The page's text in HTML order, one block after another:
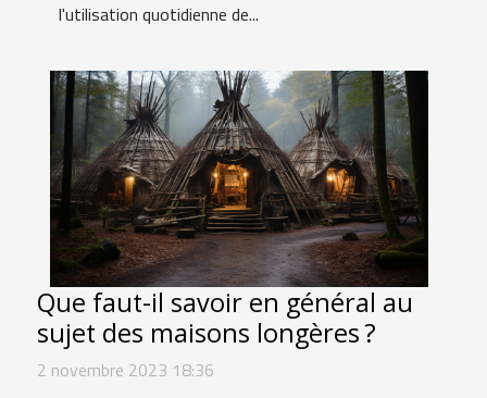
l'utilisation quotidienne de...
Que faut-il savoir en général au
sujet des maisons longères ?
2 novembre 2023 18:36